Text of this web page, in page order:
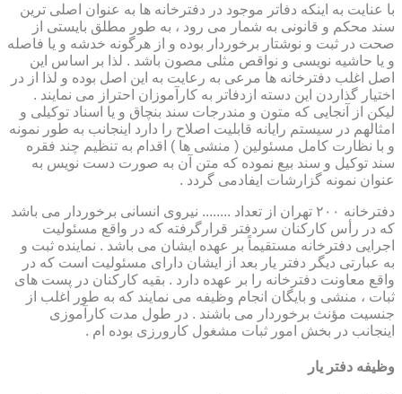
با عنایت به اینکه دفاتر موجود در دفترخانه ها به عنوان اصلی ترین
سند محکم و قانونی به شمار می رود ، به طور مطلق بایستی از
صحت در ثبت و نوشتار برخوردار بوده و از هرگونه خدشه و یا فاصله
و یا حاشیه نویسی و نواقص مثلی مصون باشد . لذا بر اساس این
اصل اغلب دفترخانه ها مرعی به رعایت به این اصل بوده و لذا از در
اختیار گذاردن این دسته ازدفاتر به کارآموزان احتراز می نمایند .
لیکن از آنجایی که متون و مندرجات سند بنچاق و یا اسناد توکیلی و
امثالهم در سیستم رایانه قابلیت اصلاح را دارد اینجانب به طور نمونه
و با نظارت کامل مسئولین ( منشی ها ) اقدام به تنظیم چند فقره
سند توکیل و سند بیع نموده که متن آن به صورت دست نویس به
عنوان نمونه گزارشات ایفادمی گردد .
دفترخانه ۲۰۰ تهران از تعداد ........ نیروی انسانی برخوردار می باشد
که در رأس کارکنان سردفتر قرارگرفته که در واقع مسئولیت
اجرایی دفترخانه مستقیماً بر عهده ایشان می باشد . نماینده ثبت و
به عبارتی دیگر دفتر یار بعد از ایشان دارای مسئولیت است که در
واقع معاونت دفترخانه را بر عهده دارد . بقیه کارکنان در پست های
ثبات ، منشی و بایگان انجام وظیفه می نمایند که به طور اغلب از
جنسیت مؤنث برخوردار می باشند . در طول مدت کارآموزی
اینجانب در بخش امور ثبات مشغول کارورزی بوده ام .
وظیفه دفتر یار